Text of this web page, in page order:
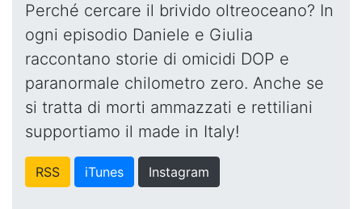
Perché cercare il brivido oltreoceano? In
ogni episodio Daniele e Giulia
raccontano storie di omicidi DOP e
paranormale chilometro zero. Anche se
si tratta di morti ammazzati e rettiliani
supportiamo il made in Italy!
RSS iTunes Instagram